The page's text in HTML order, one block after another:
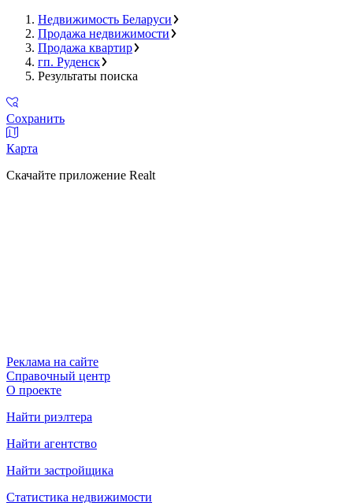
Недвижимость Беларуси
Продажа недвижимости
Продажа квартир
гп. Руденск
Результаты поиска
Сохранить
Карта
Скачайте приложение Realt
Реклама на сайте
Справочный центр
О проекте
Найти риэлтера
Найти агентство
Найти застройщика
Статистика недвижимости